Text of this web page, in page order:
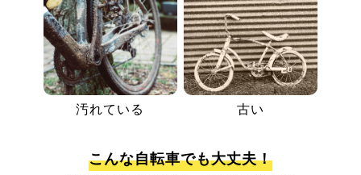
汚れている 古い
こんな自転車でも大丈夫！